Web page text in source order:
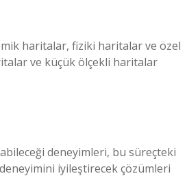
haritalar, fiziki haritalar ve özel
ve küçük ölçekli haritalar
deneyimleri, bu süreçteki
iyileştirecek çözümleri